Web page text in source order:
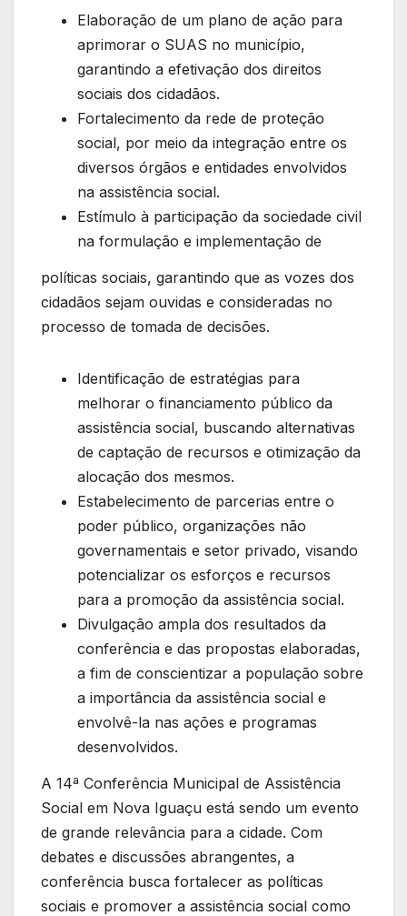
Elaboração de um plano de ação para
aprimorar o SUAS no município,
garantindo a efetivação dos direitos
sociais dos cidadãos.
Fortalecimento da rede de proteção
social, por meio da integração entre os
diversos órgãos e entidades envolvidos
na assistência social.
Estímulo à participação da sociedade civil
na formulação e implementação de
políticas sociais, garantindo que as vozes dos
cidadãos sejam ouvidas e consideradas no
processo de tomada de decisões.
Identificação de estratégias para
melhorar o financiamento público da
assistência social, buscando alternativas
de captação de recursos e otimização da
alocação dos mesmos.
Estabelecimento de parcerias entre o
poder público, organizações não
governamentais e setor privado, visando
potencializar os esforços e recursos
para a promoção da assistência social.
Divulgação ampla dos resultados da
conferência e das propostas elaboradas,
a fim de conscientizar a população sobre
a importância da assistência social e
envolvê-la nas ações e programas
desenvolvidos.
A 14ª Conferência Municipal de Assistência
Social em Nova Iguaçu está sendo um evento
de grande relevância para a cidade. Com
debates e discussões abrangentes, a
conferência busca fortalecer as políticas
sociais e promover a assistência social como